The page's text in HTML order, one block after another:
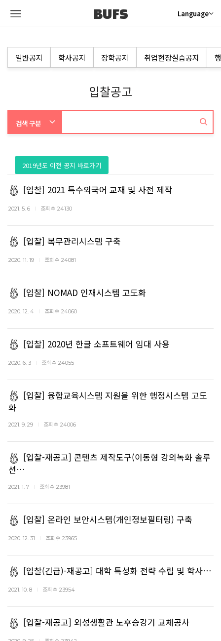
BUFS Language
일반공지 학사공지 장학공지 취업현장실습공지
입찰공고
2019년도 이전 공지 바로가기
[입찰] 2021 특수외국어 교재 및 사전 제작
2021. 5. 6 조회수 24130
[입찰] 복무관리시스템 구축
2020. 11. 19 조회수 24081
[입찰] NOMAD 인재시스템 고도화
2020. 12. 4 조회수 24060
[입찰] 2020년 한글 소프트웨어 임대 사용
2020. 6. 3 조회수 24055
[입찰] 융합교육시스템 지원을 위한 행정시스템 고도
화
2021. 9. 29 조회수 24006
[입찰-재공고] 콘텐츠 제작도구(이동형 강의녹화 솔루
션…
2021. 1. 7 조회수 23981
[입찰] 온라인 보안시스템(개인정보필터링) 구축
2020. 12. 31 조회수 23965
[입찰(긴급)-재공고] 대학 특성화 전략 수립 및 학사…
2021. 10. 8 조회수 23954
[입찰-재공고] 외성생활관 노후승강기 교체공사